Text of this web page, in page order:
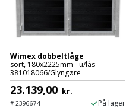
Wimex dobbeltlåge
sort, 180x2225mm - u/lås
381018066/Glyngøre
23.139,00 kr.
#2396674 På lager